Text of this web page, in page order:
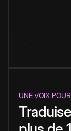
UNE VOIX